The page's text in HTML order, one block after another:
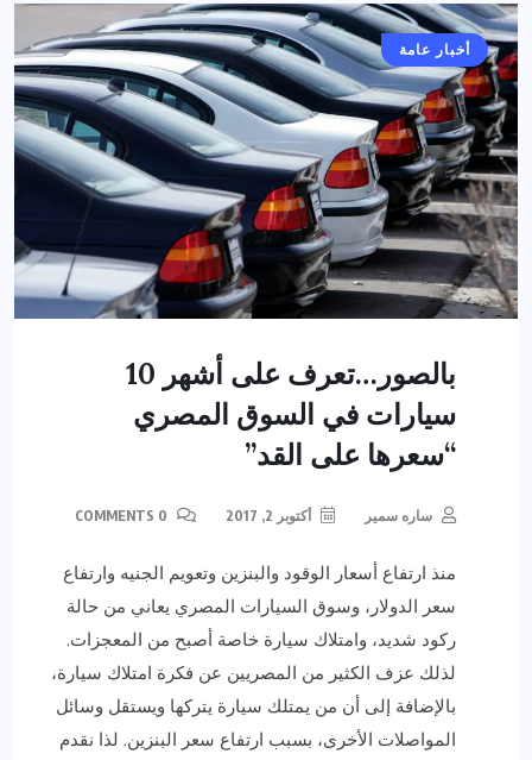
أخبار عامة
بالصور…تعرف على أشهر 10
سيارات في السوق المصري
“سعرها على القد”
ساره سمير أكتوبر 2, 2017
منذ ارتفاع أسعار الوقود والبنزين وتعويم الجنيه وارتفاع
سعر الدولار، وسوق السيارات المصري يعاني من حالة
ركود شديد، وامتلاك سيارة خاصة أصبح من المعجزات.
لذلك عزف الكثير من المصريين عن فكرة امتلاك سيارة،
بالإضافة إلى أن من يمتلك سيارة يتركها ويستقل وسائل
المواصلات الأخرى، بسبب ارتفاع سعر البنزين. لذا نقدم